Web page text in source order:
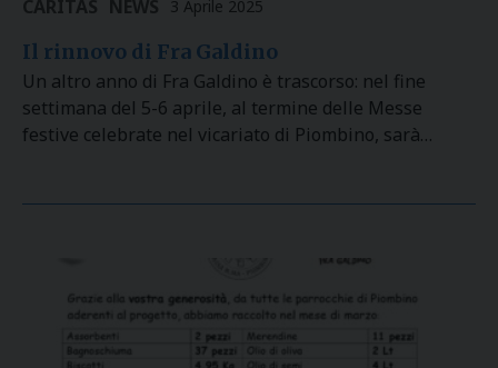
CARITAS NEWS 3 Aprile 2025
Il rinnovo di Fra Galdino
Un altro anno di Fra Galdino è trascorso: nel fine
settimana del 5-6 aprile, al termine delle Messe
festive celebrate nel vicariato di Piombino, sarà…